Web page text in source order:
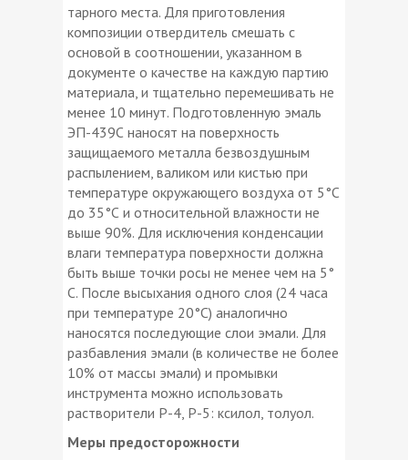
тарного места. Для приготовления
композиции отвердитель смешать с
основой в соотношении, указанном в
документе о качестве на каждую партию
материала, и тщательно перемешивать не
менее 10 минут. Подготовленную эмаль
ЭП-439С наносят на поверхность
защищаемого металла безвоздушным
распылением, валиком или кистью при
температуре окружающего воздуха от 5°С
до 35°С и относительной влажности не
выше 90%. Для исключения конденсации
влаги температура поверхности должна
быть выше точки росы не менее чем на 5°
С. После высыхания одного слоя (24 часа
при температуре 20°С) аналогично
наносятся последующие слои эмали. Для
разбавления эмали (в количестве не более
10% от массы эмали) и промывки
инструмента можно использовать
растворители Р-4, Р-5: ксилол, толуол.
Меры предосторожности